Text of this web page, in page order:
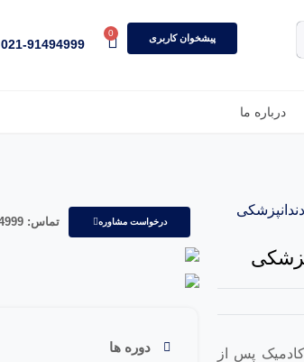
پیشخوان کاربری 0
021-91494999
درباره ما
درخواست مشاوره تماس: 02191494999
دوره ها
پس از